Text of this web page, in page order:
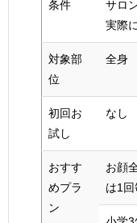
条件
サロ
実際
対象部
位
全身
初回お
試し
なし
おすす
めプラ
ン
お顔
は1